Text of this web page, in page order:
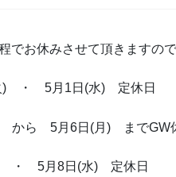
でお休みさせて頂きますの
) ・ 5月1日(水) 定休日
) から 5月6日(月) までGW
) ・ 5月8日(水) 定休日